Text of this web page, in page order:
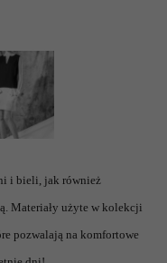
i bieli, jak również
Materiały użyte w kolekcji
pozwalają na komfortowe